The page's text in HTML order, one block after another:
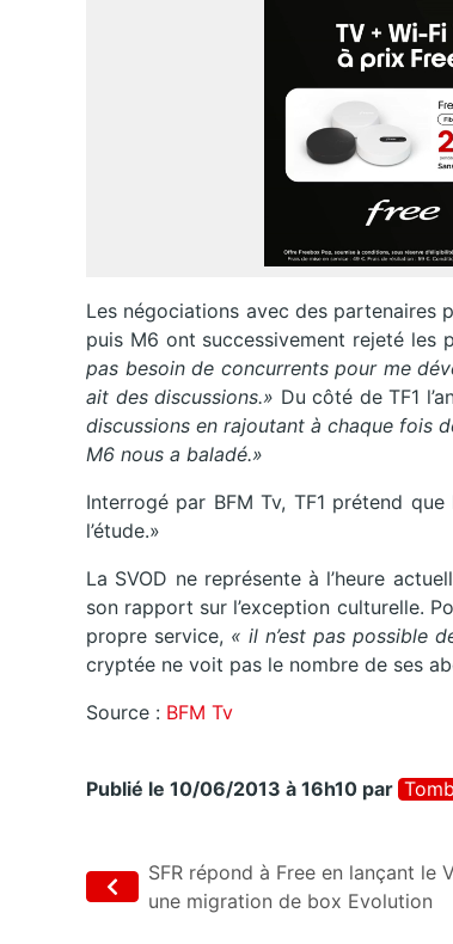
Les négociations avec des partenaires
puis M6 ont successivement rejeté les
pas besoin de concurrents pour me
ait des discussions.» Du côté de TF1
discussions en rajoutant à chaque fois
M6 nous a baladé.»
Interrogé par BFM Tv, TF1 prétend
l’étude.»
La SVOD ne représente à l’heure
son rapport sur l’exception culturelle.
propre service, « il n’est pas possible
cryptée ne voit pas le nombre de ses
Source : BFM Tv
Publié le 10/06/2013 à 16h10 par
SFR répond à Free en lançant le
une migration de box Evolution